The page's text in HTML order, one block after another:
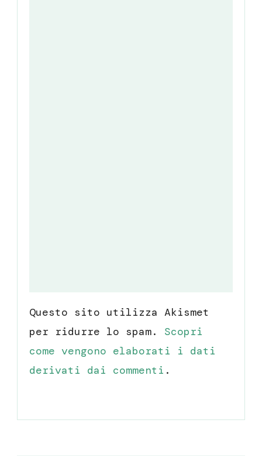
Questo sito utilizza Akismet
per ridurre lo spam. Scopri
come vengono elaborati i dati
derivati dai commenti .